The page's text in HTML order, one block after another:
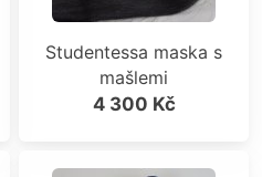
Studentessa maska s
mašlemi
4 300 Kč